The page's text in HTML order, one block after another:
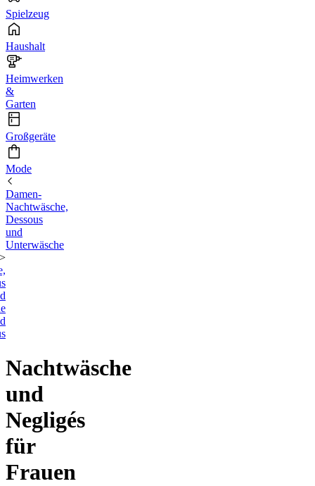
Spielzeug
Haushalt
Heimwerken
&
Garten
Großgeräte
Mode
Damen-
Nachtwäsche,
Dessous
und
Unterwäsche
<
Nachtwäsche
und
Negligés
für
Frauen